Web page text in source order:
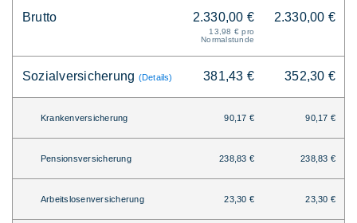
Brutto 2.330,00 €
13,98 € pro
Normalstunde
2.330,00 €
Sozialversicherung (Details) 381,43 € 352,30 €
Krankenversicherung 90,17 € 90,17 €
Pensionsversicherung 238,83 € 238,83 €
Arbeitslosenversicherung 23,30 € 23,30 €